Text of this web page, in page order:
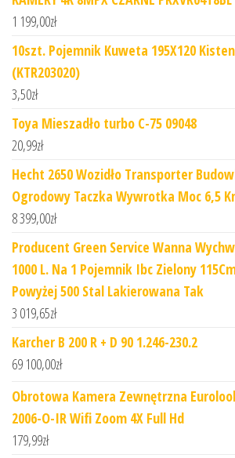
1 199,00zł
10szt. Pojemnik Kuweta 195X120
(KTR203020)
3,50zł
Toya Mieszadło turbo C-75 09048
20,99zł
Hecht 2650 Wozidło Transporter
Ogrodowy Taczka Wywrotka Moc 6,5
8 399,00zł
Producent Green Service Wanna
1000 L. Na 1 Pojemnik Ibc Zielony
Powyżej 500 Stal Lakierowana Tak
3 019,65zł
Karcher B 200 R + D 90 1.246-230.2
69 100,00zł
Obrotowa Kamera Zewnętrzna
2006-O-IR Wifi Zoom 4X Full Hd
179,99zł